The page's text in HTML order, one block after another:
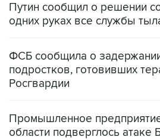
Путин сообщил о решении
одних руках все службы
ФСБ сообщила о
подростков, готовивших
Росгвардии
Промышленное
области подверглось